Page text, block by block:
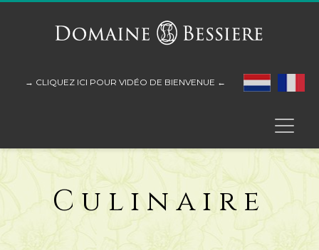
→ CLIQUEZ ICI POUR VIDÉO DE BIENVENUE ←
Culinaire